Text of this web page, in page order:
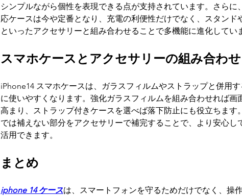
シンプルながら個性を表現できる点が支持されています。さらに
応ケースは今や定番となり、充電の利便性だけでなく、スタンド
といったアクセサリーと組み合わせることで多機能に進化してい
スマホケースとアクセサリーの組み合わせ
iPhone14 スマホケースは、ガラスフィルムやストラップと併用
に使いやすくなります。強化ガラスフィルムを組み合わせれば画
高まり、ストラップ付きケースを選べば落下防止にも役立ちます
では補えない部分をアクセサリーで補完することで、より安心し
活用できます。
まとめ
iphone 14 ケースは、スマートフォンを守るためだけでなく、操